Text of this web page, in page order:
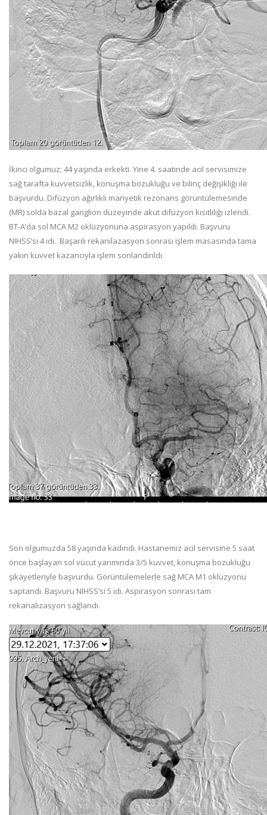
İkinci olgumuz; 44 yaşında erkekti. Yine 4. saatinde acil servisimize
sağ tarafta kuvvetsizlik, konuşma bozukluğu ve bilinç değişikliği ile
başvurdu. Difüzyon ağırlıklı manyetik rezonans görüntülemesinde
(MR) solda bazal ganglion düzeyinde akut difüzyon kısıtlılığı izlendi.
BT-A’da sol MCA M2 oklüzyonuna aspirasyon yapıldı. Başvuru
NIHSS’si 4 idi. Başarılı rekanilazasyon sonrası işlem masasında tama
yakın kuvvet kazancıyla işlem sonlandırıldı.
Son olgumuzda 58 yaşında kadındı. Hastanemiz acil servisine 5 saat
önce başlayan sol vücut yarımında 3/5 kuvvet, konuşma bozukluğu
şikayetleriyle başvurdu. Görüntülemelerle sağ MCA M1 oklüzyonu
saptandı. Başvuru NIHSS’si 5 idi. Aspirasyon sonrası tam
rekanalizasyon sağlandı.